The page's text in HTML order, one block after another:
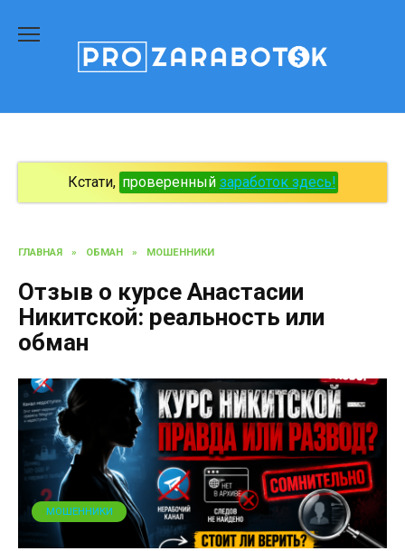
содержанию
Кстати, проверенный заработок здесь!
ГЛАВНАЯ » ОБМАН » МОШЕННИКИ
Отзыв о курсе Анастасии
Никитской: реальность или
обман
МОШЕННИКИ